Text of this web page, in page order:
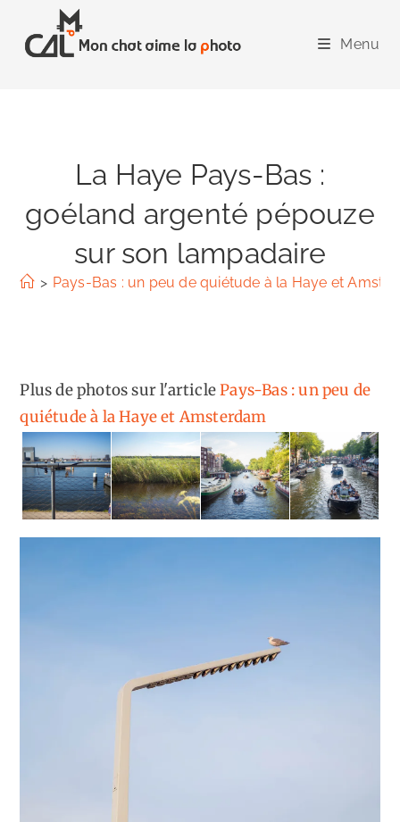
content
Menu
La Haye Pays-Bas :
goéland argenté pépouze
sur son lampadaire
> Pays-Bas : un peu de quiétude à la Haye et
Plus de photos sur l'articlePays-Bas : un peu de
quiétude à la Haye et Amsterdam